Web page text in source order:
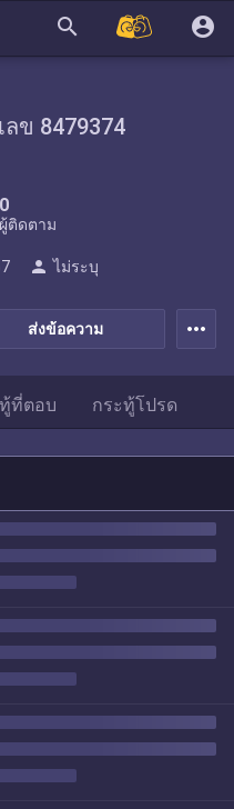
search account_circle
ข 8479374
0
ผู้ติดตาม
ส่งข้อความ
person ไม่ระบุ
more_horiz
ที่ตอบ กระทู้โปรด